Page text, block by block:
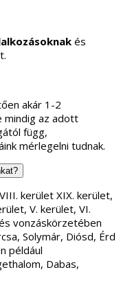
és
akár 1-2
mindig az adott
függ,
mérlegelni tudnak.
kerület XIX. kerület,
V. kerület, VI.
vonzáskörzetében
Solymár, Diósd, Érd
például
Dabas,